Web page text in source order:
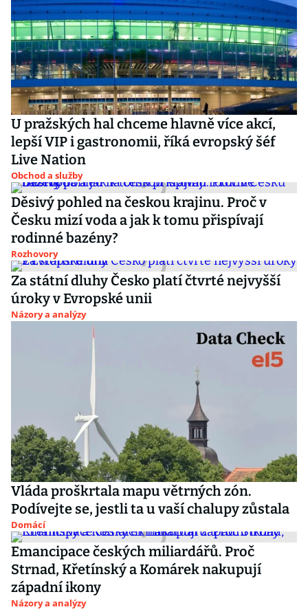
U pražských hal chceme hlavně více akcí,
lepší VIP i gastronomii, říká evropský šéf
Live Nation
Obchod a služby
Děsivý pohled na českou krajinu. Proč v
Česku mizí voda a jak k tomu přispívají
rodinné bazény?
Rozhovory
Za státní dluhy Česko platí čtvrté nejvyšší
úroky v Evropské unii
Názory a analýzy
Vláda proškrtala mapu větrných zón.
Podívejte se, jestli ta u vaší chalupy zůstala
Domácí
Emancipace českých miliardářů. Proč
Strnad, Křetínský a Komárek nakupují
západní ikony
Názory a analýzy